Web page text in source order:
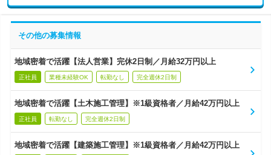
その他の募集情報
地域密着で活躍【法人営業】完休2日制／月給32万円以上
正社員 業種未経験OK 転勤なし 完全週休2日制
地域密着で活躍【土木施工管理】※1級資格者／月給42万円以上
正社員 転勤なし 完全週休2日制
地域密着で活躍【建築施工管理】※1級資格者／月給42万円以上